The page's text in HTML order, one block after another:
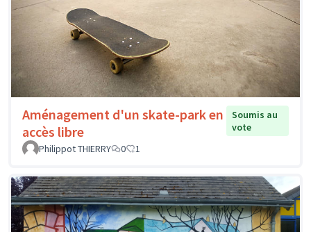
Aménagement d'un skate-park en
accès libre
Soumis au
vote
Philippot THIERRY
0 1